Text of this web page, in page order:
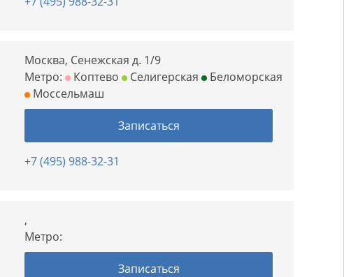
Москва, Сенежская д. 1/9
Метро:
Коптево Селигерская
Беломорская
Моссельмаш
Записаться
+7 (495) 988-32-31
,
Метро:
Записаться